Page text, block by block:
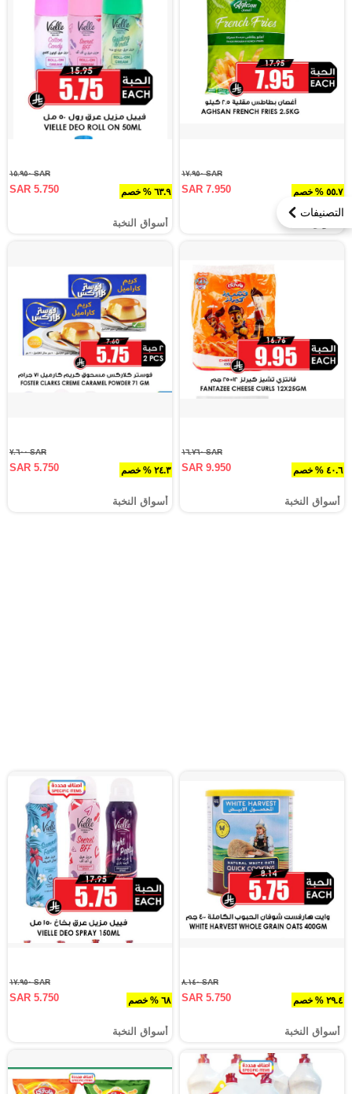
التصنيفات
٥٥.٧ % خصم
SAR ١٧.٩٥٠
SAR 7.950 ٦٣.٩ % خصم
SAR ١٥.٩٥٠
SAR 5.750
أسواق النخبة
٤٠.٦ % خصم
SAR ١٦.٧٦٠
SAR 9.950
أسواق النخبة
٢٤.٣ % خصم
SAR ٧.٦٠٠
SAR 5.750
أسواق النخبة
٢٩.٤ % خصم
SAR ٨.١٤٠
SAR 5.750
أسواق النخبة
٦٨ % خصم
SAR ١٧.٩٥٠
SAR 5.750
أسواق النخبة